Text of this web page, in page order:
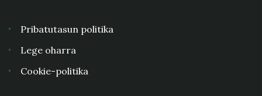
Pribatutasun politika
Lege oharra
Cookie-politika